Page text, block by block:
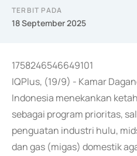
TERBIT PADA
18 September 2025
1758246546649101
IQPlus, (19/9) - Kamar
Indonesia menekankan
sebagai program prioritas,
penguatan industri hulu,
dan gas (migas) domestik